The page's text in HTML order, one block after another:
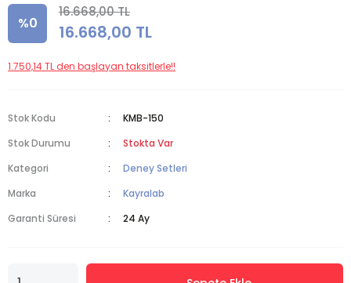
%0
16.668,00 TL
16.668,00 TL
1.750,14 TL den başlayan taksitlerle!!
Stok Kodu
KMB-150
Stok Durumu
Stokta Var
Kategori
Deney Setleri
Marka
Kayralab
Garanti Süresi
24 Ay